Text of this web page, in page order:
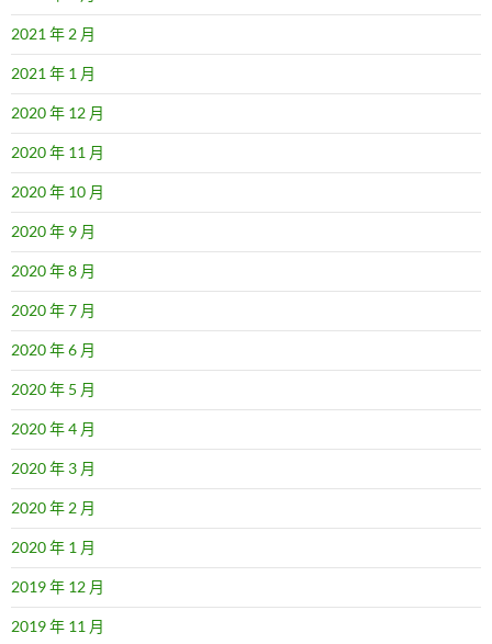
2021 年 2 月
2021 年 1 月
2020 年 12 月
2020 年 11 月
2020 年 10 月
2020 年 9 月
2020 年 8 月
2020 年 7 月
2020 年 6 月
2020 年 5 月
2020 年 4 月
2020 年 3 月
2020 年 2 月
2020 年 1 月
2019 年 12 月
2019 年 11 月